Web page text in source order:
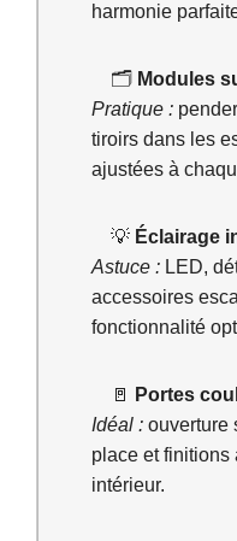
harmonie
🗂️ Modules
Pratique :
tiroirs dans les
ajustées à
💡 Éclairage
Astuce : LED,
accessoires
fonctionnalité
🚪
Portes
Idéal : ouverture
place et finitions
intérieur.